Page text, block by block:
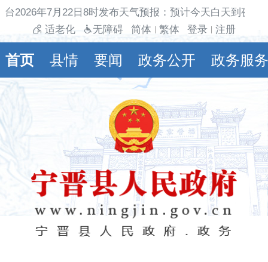
2026年7月22日8时发布天气预报：预计今天白天到夜间
适老化
无障碍 简体 繁体 登录 注册
首页 县情 要闻 政务公开 政务服务